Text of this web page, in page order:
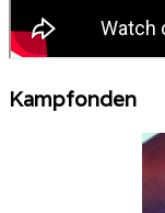
Kampfonden